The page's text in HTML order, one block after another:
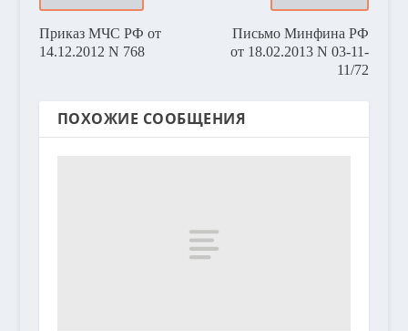
Приказ МЧС РФ от
14.12.2012 N 768
Письмо Минфина РФ
от 18.02.2013 N 03-11-
11/72
ПОХОЖИЕ СООБЩЕНИЯ